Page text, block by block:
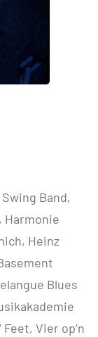
Band,
Harmonie
Heinz
Blues
Feet, Vier op’n